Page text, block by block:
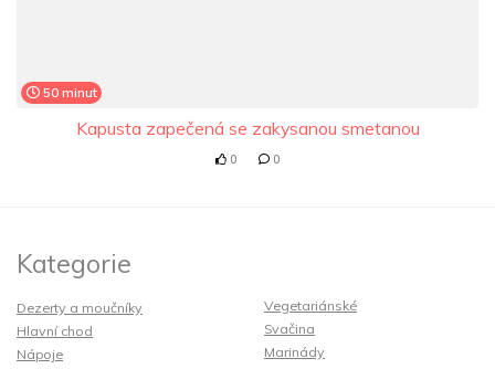
50 minut
Kapusta zapečená se zakysanou smetanou
0 0
Kategorie
Dezerty a moučníky
Hlavní chod
Nápoje
Vegetariánské
Svačina
Marinády